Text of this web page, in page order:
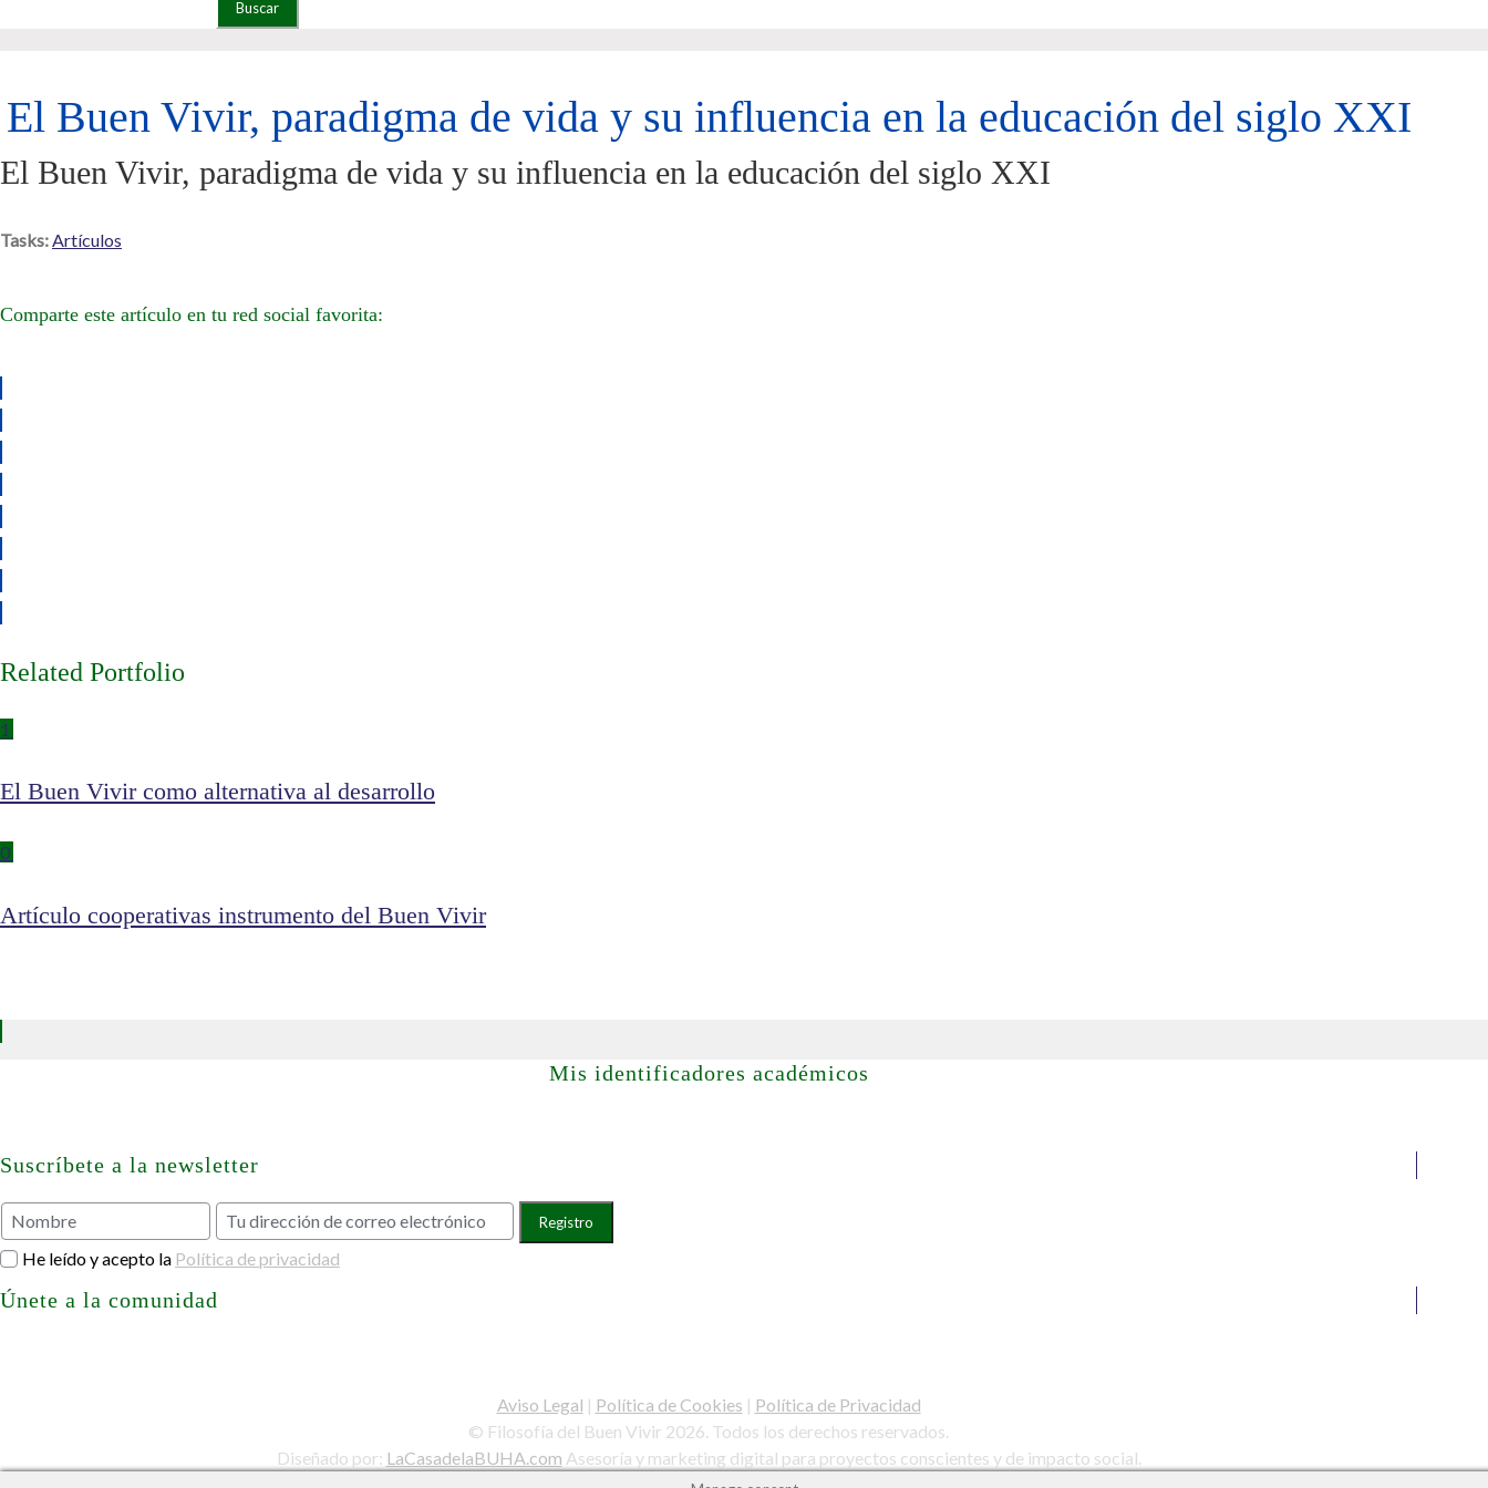
El Buen Vivir, paradigma de vida y su influencia en la educación del siglo XXI
El Buen Vivir, paradigma de vida y su influencia en la educación del siglo XXI
Tasks:Artículos
Comparte este artículo en tu red social favorita:
Related Portfolio
1
El Buen Vivir como alternativa al desarrollo
0
Artículo cooperativas instrumento del Buen Vivir
Mis identificadores académicos
Suscríbete a la newsletter
He leído y acepto la Política de privacidad
Únete a la comunidad
Aviso Legal | Política de Cookies | Política de Privacidad
© Filosofía del Buen Vivir 2026. Todos los derechos reservados.
Diseñado por: LaCasadelaBUHA.com Asesoría y marketing digital para proyectos conscientes y de impacto social.